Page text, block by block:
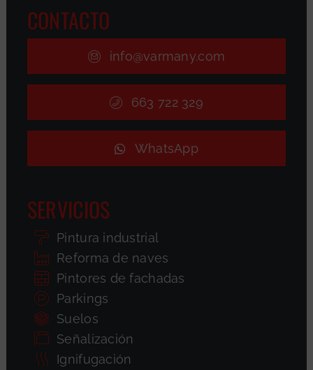
CONTACTO
info@varmany.com
663 722 329
WhatsApp
SERVICIOS
Pintura industrial
Reforma de naves
Pintores de fachadas
Parkings
Suelos
Señalización
Ignifugación